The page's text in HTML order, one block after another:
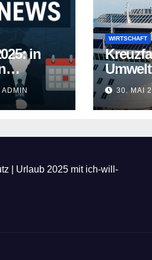
in
noch
ADMIN
WIRTSCHAFT
gehen
30. MAI
Urlaub 2025 mit ich-will-